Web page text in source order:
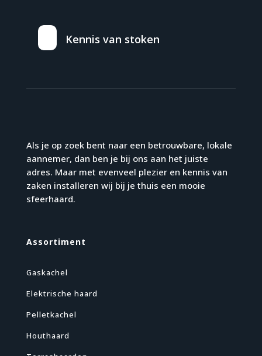
Kennis van stoken
Als je op zoek bent naar een betrouwbare, lokale
aannemer, dan ben je bij ons aan het juiste
adres. Maar met evenveel plezier en kennis van
zaken installeren wij bij je thuis een mooie
sfeerhaard.
Assortiment
Gaskachel
Elektrische haard
Pelletkachel
Houthaard